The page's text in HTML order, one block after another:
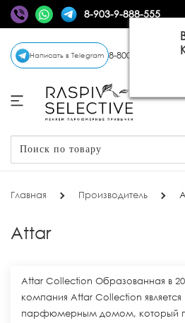
8-903-9-888-555
Написать в Telegram 8-800-770-72-34
Главная Производитель
Attar
Attar Collection Образованная в
компания Attar Collection
парфюмерным домом, который